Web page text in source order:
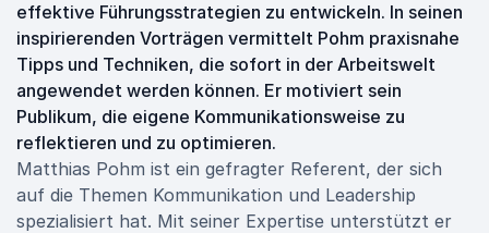
effektive Führungsstrategien zu entwickeln. In seinen
inspirierenden Vorträgen vermittelt Pohm praxisnahe
Tipps und Techniken, die sofort in der Arbeitswelt
angewendet werden können. Er motiviert sein
Publikum, die eigene Kommunikationsweise zu
reflektieren und zu optimieren.
Matthias Pohm ist ein gefragter Referent, der sich
auf die Themen Kommunikation und Leadership
spezialisiert hat. Mit seiner Expertise unterstützt er